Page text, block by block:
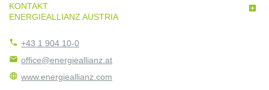
KONTAKT
ENERGIEALLIANZ AUSTRIA

 +43 1 904 10-0
 office@energieallianz.at
 www.energieallianz.com